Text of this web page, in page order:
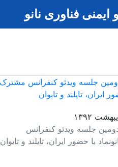
ایمنی فناوری نانو
جلسه ویدئو کنفرانس
با حضور ایران، تایلند و تایوان